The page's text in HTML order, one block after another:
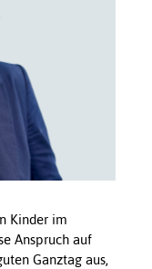
Kinder im
Anspruch auf
Ganztag aus,